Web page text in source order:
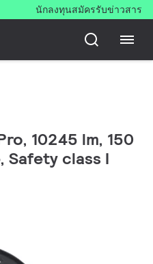
นักลงทุนสมัครรับข่าวสาร
10245 lm, 150
Safety class I